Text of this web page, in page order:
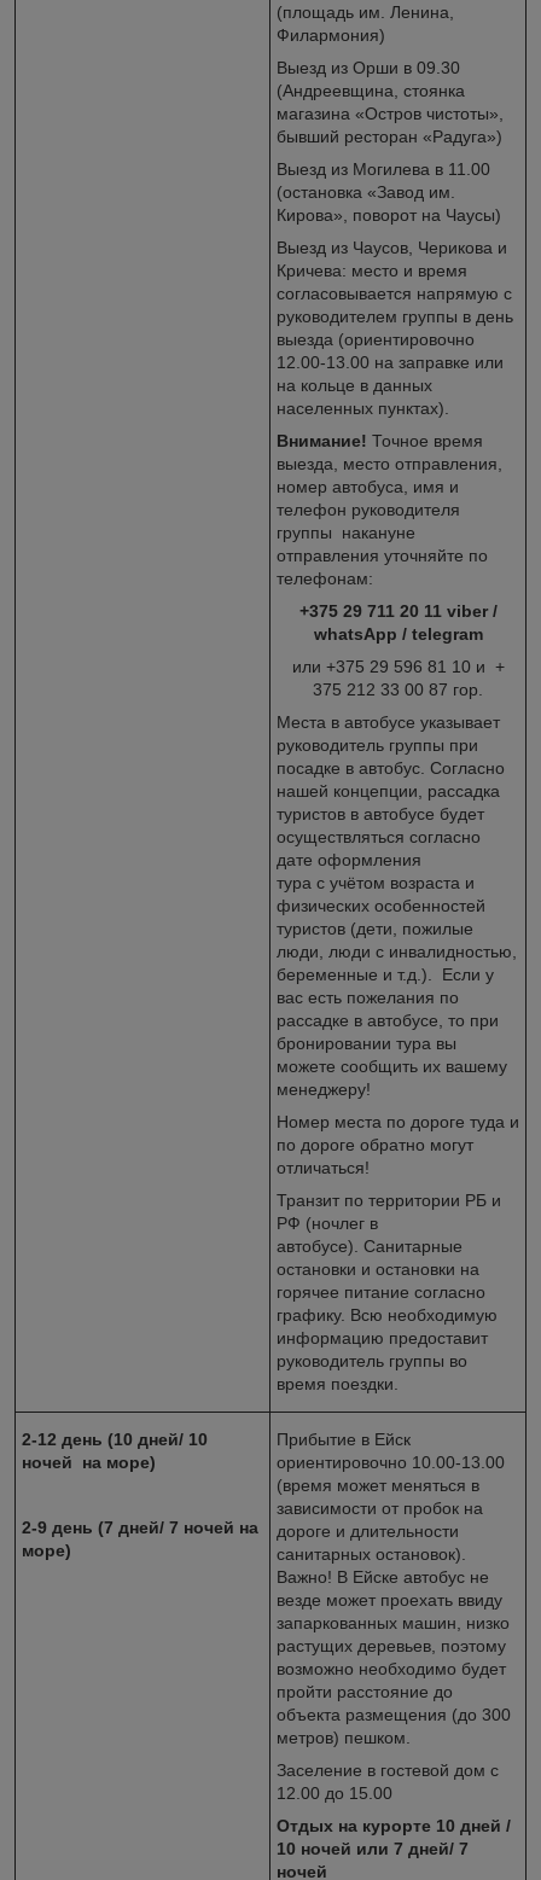
(площадь им. Ленина,
Филармония)
Выезд из Орши в 09.30
(Андреевщина, стоянка
магазина «Остров чистоты»,
бывший ресторан «Радуга»)
Выезд из Могилева в 11.00
(остановка «Завод им.
Кирова», поворот на Чаусы)
Выезд из Чаусов, Черикова и
Кричева: место и время
согласовывается напрямую с
руководителем группы в день
выезда (ориентировочно
12.00-13.00 на заправке или
на кольце в данных
населенных пунктах).
Внимание! Точное время
выезда, место отправления,
номер автобуса, имя и
телефон руководителя
группы накануне
отправления уточняйте по
телефонам:
+375 29 711 20 11 viber /
whatsApp / telegram
или +375 29 596 81 10 и +
375 212 33 00 87 гор.
Места в автобусе указывает
руководитель группы при
посадке в автобус. Согласно
нашей концепции, рассадка
туристов в автобусе будет
осуществляться согласно
дате оформления
тура c учётом возраста и
физических особенностей
туристов (дети, пожилые
люди, люди с инвалидностью,
беременные и т.д.). Если у
вас есть пожелания по
рассадке в автобусе, то при
бронировании тура вы
можете сообщить их вашему
менеджеру!
Номер места по дороге туда и
по дороге обратно могут
отличаться!
Транзит по территории РБ и
РФ (ночлег в
автобусе). Санитарные
остановки и остановки на
горячее питание согласно
графику. Всю необходимую
информацию предоставит
руководитель группы во
время поездки.
2-12 день (10 дней/ 10
ночей на море)
2-9 день (7 дней/ 7 ночей на
море)
Прибытие в Ейск
ориентировочно 10.00-13.00
(время может меняться в
зависимости от пробок на
дороге и длительности
санитарных остановок).
Важно! В Ейске автобус не
везде может проехать ввиду
запаркованных машин, низко
растущих деревьев, поэтому
возможно необходимо будет
пройти расстояние до
объекта размещения (до 300
метров) пешком.
Заселение в гостевой дом с
12.00 до 15.00
Отдых на курорте 10 дней /
10 ночей или 7 дней/ 7
ночей